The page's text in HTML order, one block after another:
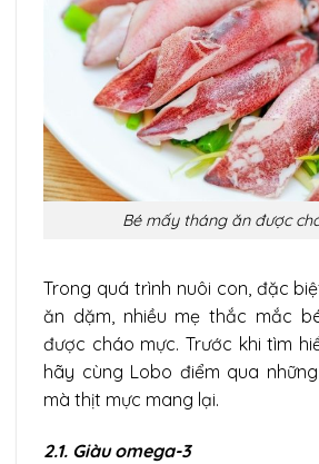
Bé mấy tháng ăn được
Trong quá trình nuôi con, đặc
ăn dặm, nhiều mẹ thắc mắc
được cháo mực. Trước khi tìm
hãy cùng Lobo điểm qua
mà thịt mực mang lại.
2.1. Giàu omega-3